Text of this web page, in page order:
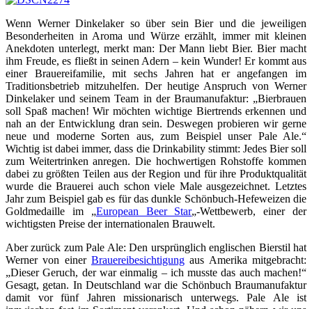
Wenn Werner Dinkelaker so über sein Bier und die jeweiligen
Besonderheiten in Aroma und Würze erzählt, immer mit kleinen
Anekdoten unterlegt, merkt man: Der Mann liebt Bier. Bier macht
ihm Freude, es fließt in seinen Adern – kein Wunder! Er kommt aus
einer Brauereifamilie, mit sechs Jahren hat er angefangen im
Traditionsbetrieb mitzuhelfen. Der heutige Anspruch von Werner
Dinkelaker und seinem Team in der Braumanufaktur: „Bierbrauen
soll Spaß machen! Wir möchten wichtige Biertrends erkennen und
nah an der Entwicklung dran sein. Deswegen probieren wir gerne
neue und moderne Sorten aus, zum Beispiel unser Pale Ale.“
Wichtig ist dabei immer, dass die Drinkability stimmt: Jedes Bier soll
zum Weitertrinken anregen. Die hochwertigen Rohstoffe kommen
dabei zu größten Teilen aus der Region und für ihre Produktqualität
wurde die Brauerei auch schon viele Male ausgezeichnet. Letztes
Jahr zum Beispiel gab es für das dunkle Schönbuch-Hefeweizen die
Goldmedaille im „European Beer Star„-Wettbewerb, einer der
wichtigsten Preise der internationalen Brauwelt.
Aber zurück zum Pale Ale: Den ursprünglich englischen Bierstil hat
Werner von einer Brauereibesichtigung aus Amerika mitgebracht:
„Dieser Geruch, der war einmalig – ich musste das auch machen!“
Gesagt, getan. In Deutschland war die Schönbuch Braumanufaktur
damit vor fünf Jahren missionarisch unterwegs. Pale Ale ist